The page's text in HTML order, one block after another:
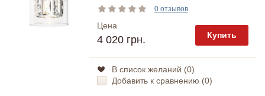
0 отзывов
Цена
4 020 грн. Купить
В список желаний (0)
Добавить к сравнению (0)